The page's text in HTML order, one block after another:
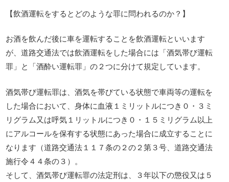
【飲酒運転をするとどのような罪に問われるのか？】
お酒を飲んだ後に車を運転することを飲酒運転といいます
が、道路交通法では飲酒運転をした場合には「酒気帯び運転
罪」と「酒酔い運転罪」の２つに分けて規定しています。
酒気帯び運転罪は、酒気を帯びている状態で車両等の運転を
した場合において、身体に血液１ミリットルにつき０・３ミ
リグラム又は呼気１リットルにつき０・１５ミリグラム以上
にアルコールを保有する状態にあった場合に成立することに
なります（道路交通法１１７条の２の２第３号、道路交通法
施行令４４条の３）。
そして、酒気帯び運転罪の法定刑は、３年以下の懲役又は５